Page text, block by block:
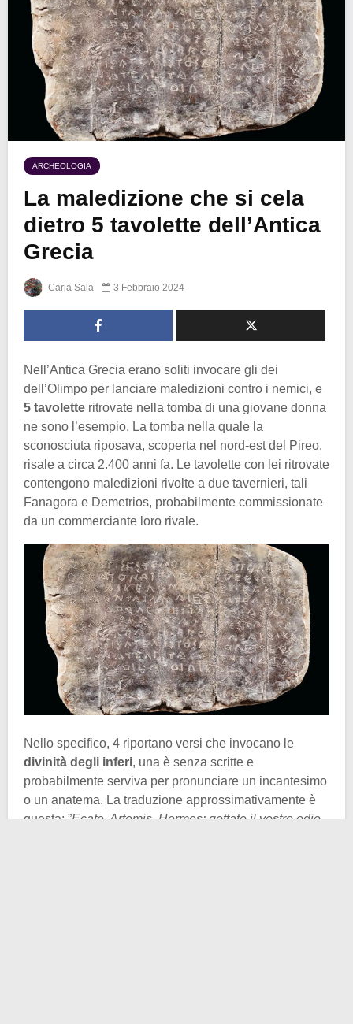
ARCHEOLOGIA
La maledizione che si cela
dietro 5 tavolette dell’Antica
Grecia
Carla Sala 3 Febbraio 2024
Nell’Antica Grecia erano soliti invocare gli dei
dell’Olimpo per lanciare maledizioni contro i nemici, e
5 tavolette ritrovate nella tomba di una giovane donna
ne sono l’esempio. La tomba nella quale la
sconosciuta riposava, scoperta nel nord-est del Pireo,
risale a circa 2.400 anni fa. Le tavolette con lei ritrovate
contengono maledizioni rivolte a due tavernieri, tali
Fanagora e Demetrios, probabilmente commissionate
da un commerciante loro rivale.
Nello specifico, 4 riportano versi che invocano le
divinità degli inferi, una è senza scritte e
probabilmente serviva per pronunciare un incantesimo
o un anatema. La traduzione approssimativamente è
questa: ”Ecate, Artemis, Hermes: gettate il vostro odio